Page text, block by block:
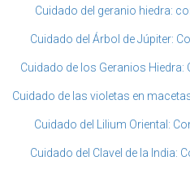
Cuidado del geranio hiedra:
Cuidado del Árbol de Júpiter:
Cuidado de los Geranios
Cuidado de las violetas en
Cuidado del Lilium Oriental:
Cuidado del Clavel de la India: